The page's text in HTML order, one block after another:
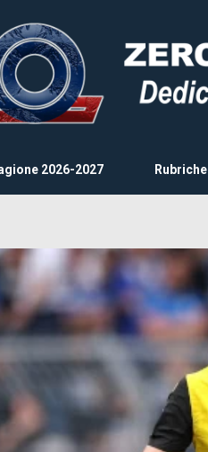
2026-2027 Rubriche